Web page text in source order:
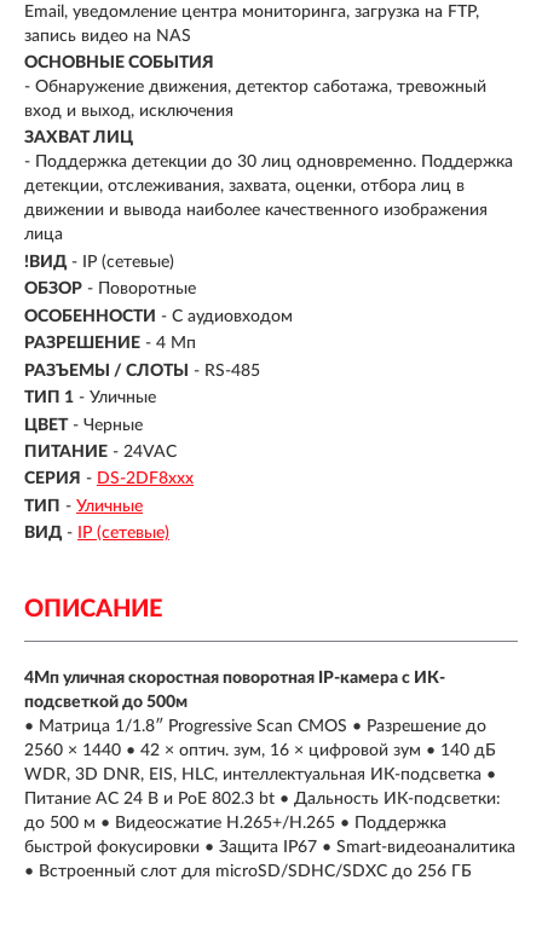
Email, уведомление центра мониторинга, загрузка на FTP,
запись видео на NAS
ОСНОВНЫЕ СОБЫТИЯ
- Обнаружение движения, детектор саботажа, тревожный
вход и выход, исключения
ЗАХВАТ ЛИЦ
- Поддержка детекции до 30 лиц одновременно. Поддержка
детекции, отслеживания, захвата, оценки, отбора лиц в
движении и вывода наиболее качественного изображения
лица
!ВИД - IP (сетевые)
ОБЗОР - Поворотные
ОСОБЕННОСТИ - С аудиовходом
РАЗРЕШЕНИЕ - 4 Мп
РАЗЪЕМЫ / СЛОТЫ
- RS-485
ТИП 1 - Уличные
ЦВЕТ - Черные
ПИТАНИЕ - 24VAC
СЕРИЯ - DS-2DF8ххх
ТИП - Уличные
ВИД - IP (сетевые)
ОПИСАНИЕ
4Мп уличная скоростная поворотная IP-камера с ИК-
подсветкой до 500м
• Матрица 1/1.8″ Progressive Scan CMOS • Разрешение до
2560 × 1440 • 42 × оптич. зум, 16 × цифровой зум • 140 дБ
WDR, 3D DNR, EIS, HLC, интеллектуальная ИК-подсветка •
Питание AC 24 В и PoE 802.3 bt • Дальность ИК-подсветки:
до 500 м • Видеосжатие H.265+/H.265 • Поддержка
быстрой фокусировки • Защита IP67 • Smart-видеоаналитика
• Встроенный слот для microSD/SDHC/SDXC до 256 ГБ